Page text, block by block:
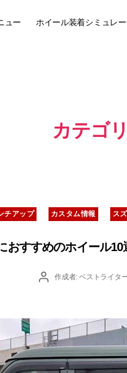
ュー ホイール装着シミュレ
カテゴ
チアップ カスタム情報 ス
おすすめのホイール
投
作成者: ベストライタ